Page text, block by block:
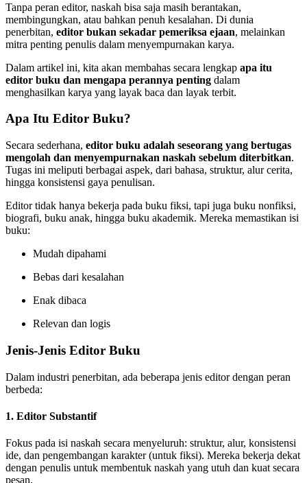
Tanpa peran editor, naskah bisa saja masih berantakan,
membingungkan, atau bahkan penuh kesalahan. Di dunia
penerbitan, editor bukan sekadar pemeriksa ejaan, melainkan
mitra penting penulis dalam menyempurnakan karya.
Dalam artikel ini, kita akan membahas secara lengkap apa itu
editor buku dan mengapa perannya penting dalam
menghasilkan karya yang layak baca dan layak terbit.
Apa Itu Editor Buku?
Secara sederhana, editor buku adalah seseorang yang bertugas
mengolah dan menyempurnakan naskah sebelum diterbitkan.
Tugas ini meliputi berbagai aspek, dari bahasa, struktur, alur cerita,
hingga konsistensi gaya penulisan.
Editor tidak hanya bekerja pada buku fiksi, tapi juga buku nonfiksi,
biografi, buku anak, hingga buku akademik. Mereka memastikan isi
buku:
Mudah dipahami
Bebas dari kesalahan
Enak dibaca
Relevan dan logis
Jenis-Jenis Editor Buku
Dalam industri penerbitan, ada beberapa jenis editor dengan peran
berbeda:
1. Editor Substantif
Fokus pada isi naskah secara menyeluruh: struktur, alur, konsistensi
ide, dan pengembangan karakter (untuk fiksi). Mereka bekerja dekat
dengan penulis untuk membentuk naskah yang utuh dan kuat secara
pesan.